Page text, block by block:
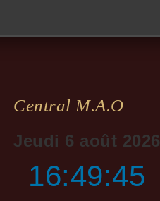
Central M.a.o
Jeudi 6 août 2026
16:49:46